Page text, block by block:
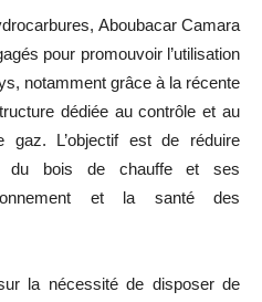
Aboubacar Camara
pour promouvoir l’utilisation
notamment grâce à la récente
dédiée au contrôle et au
gaz. L’objectif est de réduire
du bois de chauffe et ses
et la santé des
la nécessité de disposer de